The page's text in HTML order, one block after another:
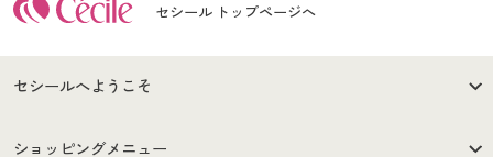
セシール トップページへ
セシールへようこそ
はじめての方へ
ショッピングメニュー